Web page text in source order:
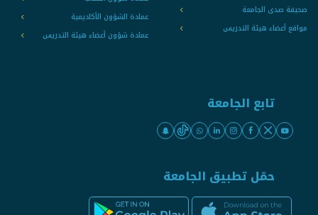
صحيفة صدى الجامعة
مواقع أعضاء هيئة التدريس
عمادة الشؤون الأكاديمية
عمادة شؤون أعضاء هيئة التدريس
تابع الجامعة
حمّل تطبيق الجامعة